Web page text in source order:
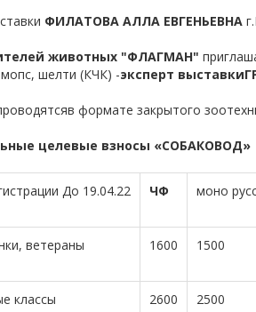
ФИЛАТОВА АЛЛА ЕВГЕНЬЕВНА
животных "ФЛАГМАН"
шелти (КЧК) -эксперт выставки
формате закрытого
целевые взносы «СОБАКОВОД»
До 19.04.22 ЧФ моно
ветераны 1600 1500
классы 2600 2500